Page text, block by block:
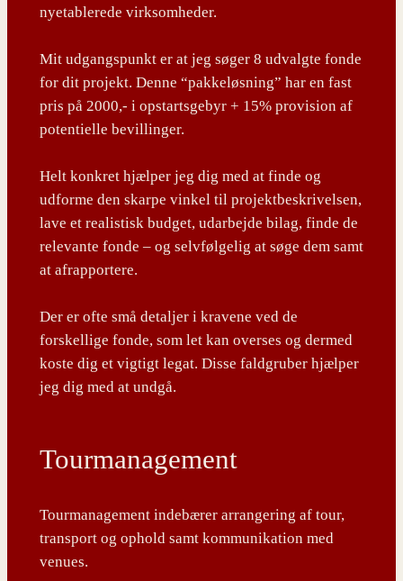
nyetablerede virksomheder.
Mit udgangspunkt er at jeg søger 8 udvalgte fonde
for dit projekt. Denne “pakkeløsning” har en fast
pris på 2000,- i opstartsgebyr + 15% provision af
potentielle bevillinger.
Helt konkret hjælper jeg dig med at finde og
udforme den skarpe vinkel til projektbeskrivelsen,
lave et realistisk budget, udarbejde bilag, finde de
relevante fonde – og selvfølgelig at søge dem samt
at afrapportere.
Der er ofte små detaljer i kravene ved de
forskellige fonde, som let kan overses og dermed
koste dig et vigtigt legat. Disse faldgruber hjælper
jeg dig med at undgå.
Tourmanagement
Tourmanagement indebærer arrangering af tour,
transport og ophold samt kommunikation med
venues.